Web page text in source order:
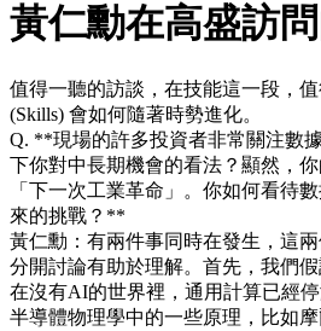
黃仁勳在高盛訪
值得一聽的訪談，在技能這一段，
(Skills) 會如何隨著時勢進化。
Q. **現場的許多投資者非常關注數
下你對中長期機會的看法？顯然，
「下一次工業革命」。你如何看待
來的挑戰？**
黃仁勳：有兩件事同時在發生，這
分開討論有助於理解。首先，我們
在沒有AI的世界裡，通用計算已經
半導體物理學中的一些原理，比如摩